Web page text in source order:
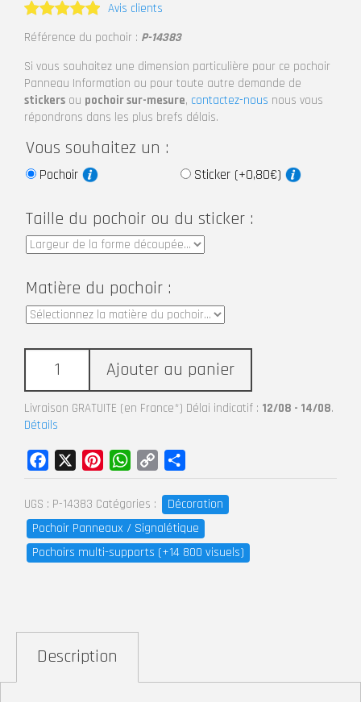
Note5
Avis clients
Référence du pochoir : P-14383
Si vous souhaitez une dimension particulière pour ce pochoir
Panneau Information ou pour toute autre demande de
stickers ou pochoir sur-mesure, contactez-nous nous vous
répondrons dans les plus brefs délais.
Vous souhaitez un :
Pochoir Sticker (+0,80€)
Taille du pochoir ou du sticker :
Matière du pochoir :
Ajouter au panier
Livraison GRATUITE (en France*) Délai indicatif : 12/08 - 14/08.
Détails
UGS : P-14383 Catégories :
Décoration
Pochoir Panneaux / Signalétique
Pochoirs multi-supports (+14 800 visuels)
Facebook PinterestWhatsApp
Copy
Link
Description